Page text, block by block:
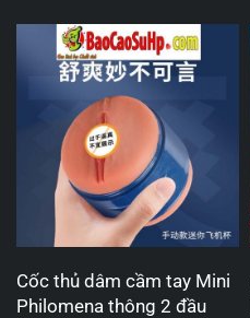
Cốc thủ dâm cầm tay Mini
Philomena thông 2 đầu